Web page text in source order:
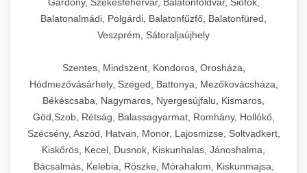
Balatonalmádi, Polgárdi, Balatonfűzfő, Balatonfüred,
Veszprém, Sátoraljaújhely
Szentes, Mindszent, Kondoros, Orosháza,
Hódmezővásárhely, Szeged, Battonya, Mezőkovácsháza,
Békéscsaba, Nagymaros, Nyergesújfalu, Kismaros,
Göd,Szob, Rétság, Balassagyarmat, Romhány, Hollókő,
Szécsény, Aszód, Hatvan, Monor, Lajosmizse, Soltvadkert,
Kiskőrös, Kecel, Dusnok, Kiskunhalas, Jánoshalma,
Bácsalmás, Kelebia, Röszke, Mórahalom, Kiskunmajsa,